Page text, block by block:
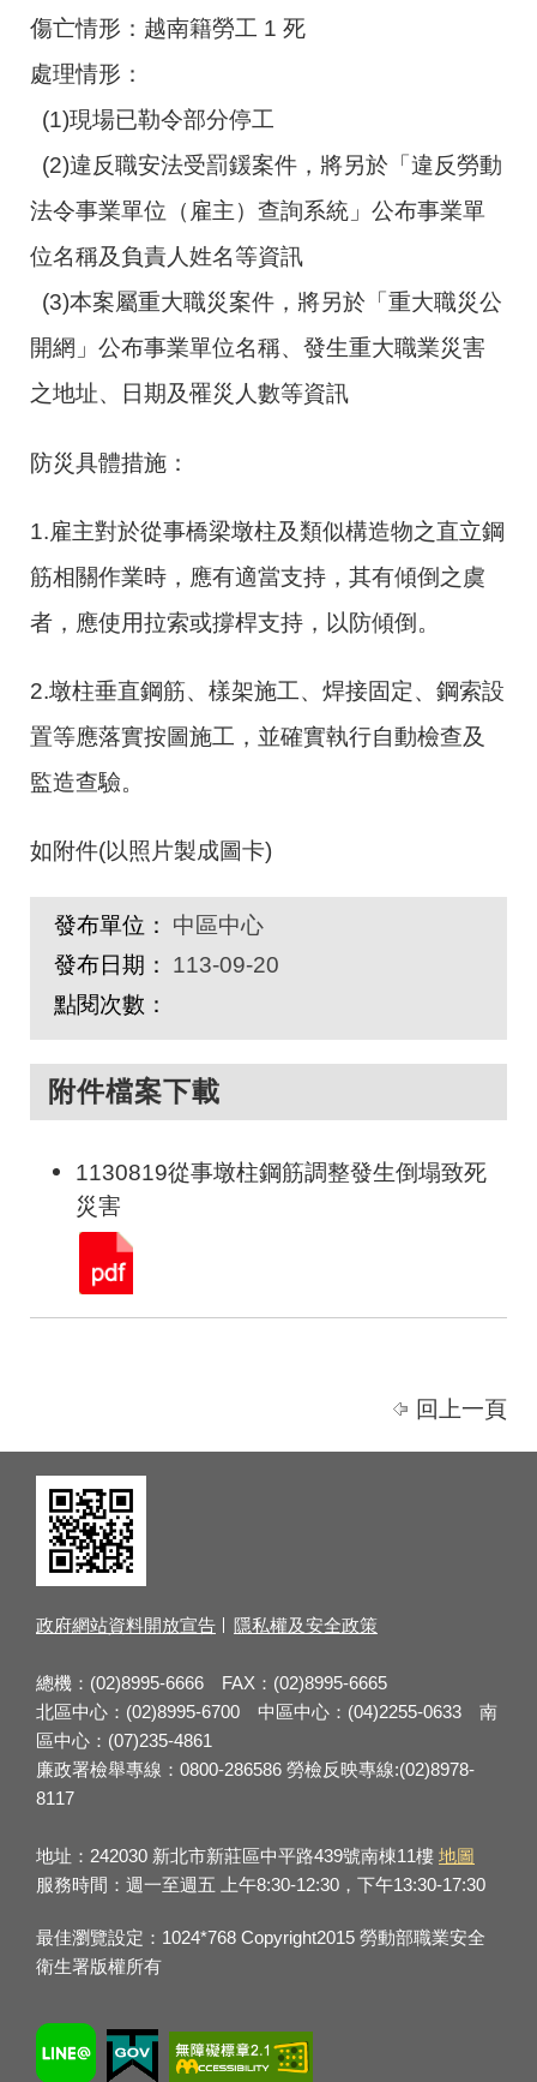
傷亡情形：越南籍勞工 1 死
處理情形：
(1)現場已勒令部分停工
(2)違反職安法受罰鍰案件，將另於「違反勞動
法令事業單位（雇主）查詢系統」公布事業單
位名稱及負責人姓名等資訊
(3)本案屬重大職災案件，將另於「重大職災公
開網」公布事業單位名稱、發生重大職業災害
之地址、日期及罹災人數等資訊
防災具體措施：
1.雇主對於從事橋梁墩柱及類似構造物之直立鋼
筋相關作業時，應有適當支持，其有傾倒之虞
者，應使用拉索或撐桿支持，以防傾倒。
2.墩柱垂直鋼筋、樣架施工、焊接固定、鋼索設
置等應落實按圖施工，並確實執行自動檢查及
監造查驗。
如附件(以照片製成圖卡)
發布單位：
中區中心
發布日期：
113-09-20
點閱次數：
附件檔案下載
1130819從事墩柱鋼筋調整發生倒塌致死
災害
回上一頁
政府網站資料開放宣告 隱私權及安全政策
總機：(02)8995-6666 FAX：(02)8995-6665
北區中心：(02)8995-6700 中區中心：(04)2255-0633 南
區中心：(07)235-4861
廉政署檢舉專線：0800-286586 勞檢反映專線:(02)8978-
8117
地址：242030 新北市新莊區中平路439號南棟11樓 地圖
服務時間：週一至週五 上午8:30-12:30，下午13:30-17:30
最佳瀏覽設定：1024*768 Copyright2015 勞動部職業安全
衛生署版權所有